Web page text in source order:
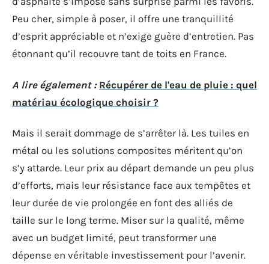
Peu cher, simple à poser, il offre une tranquillité
d’esprit appréciable et n’exige guère d’entretien. Pas
étonnant qu’il recouvre tant de toits en France.
A lire également : Récupérer de l'eau de pluie : quel
matériau écologique choisir ?
Mais il serait dommage de s’arrêter là. Les tuiles en
métal ou les solutions composites méritent qu’on
s’y attarde. Leur prix au départ demande un peu plus
d’efforts, mais leur résistance face aux tempêtes et
leur durée de vie prolongée en font des alliés de
taille sur le long terme. Miser sur la qualité, même
avec un budget limité, peut transformer une
dépense en véritable investissement pour l’avenir.